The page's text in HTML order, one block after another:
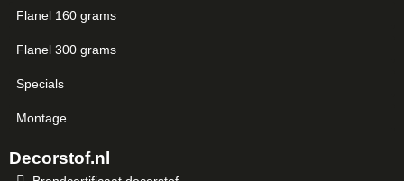
Flanel 160 grams
Flanel 300 grams
Specials
Montage
Decorstof.nl